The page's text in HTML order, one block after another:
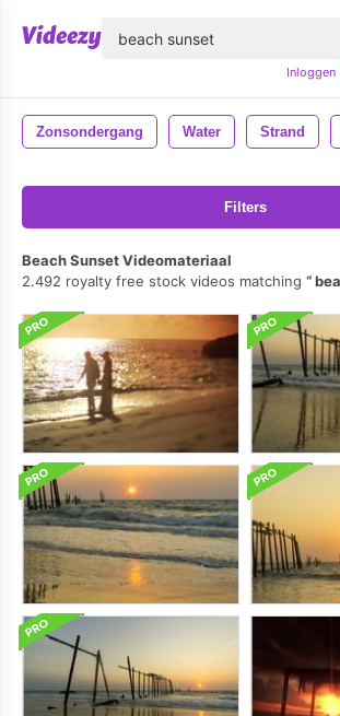
Inloggen
Zonsondergang Water Strand
Filters
Beach Sunset Videomateriaal
2.492 royalty free stock videos matching